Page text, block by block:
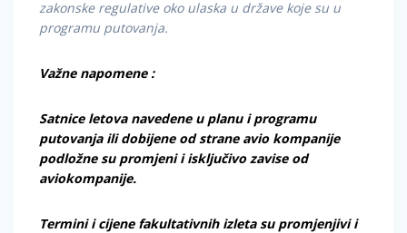
zakonske regulative oko ulaska u države koje su u
programu putovanja.
Važne napomene :
Satnice letova navedene u planu i programu
putovanja ili dobijene od strane avio kompanije
podložne su promjeni i isključivo zavise od
aviokompanije.
Termini i cijene fakultativnih izleta su promjenjivi i